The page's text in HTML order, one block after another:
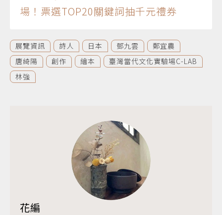
場！票選TOP20關鍵詞抽千元禮券
展覽資訊 詩人 日本 鄧九雲
鄭宜農
唐綺陽
創作 繪本
臺灣當代文化實驗場C-LAB
林強
花編